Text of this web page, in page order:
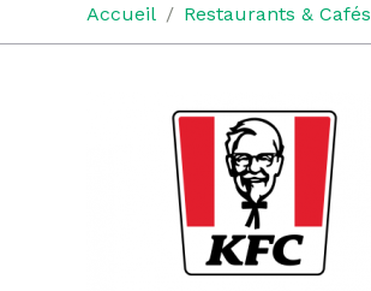
Accueil Restaurants & Cafés